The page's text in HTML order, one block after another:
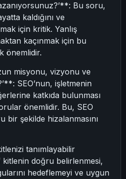
Bu soru,
kaldığını ve
için kritik. Yanlış
kaçınmak için bu
önemlidir.
misyonu, vizyonu ve
SEO’nun, işletmenin
katkıda bulunması
önemlidir. Bu, SEO
bir şekilde hizalanmasını
tanımlayabilir
kitlenin doğru belirlenmesi,
hedeflemeyi ve uygun